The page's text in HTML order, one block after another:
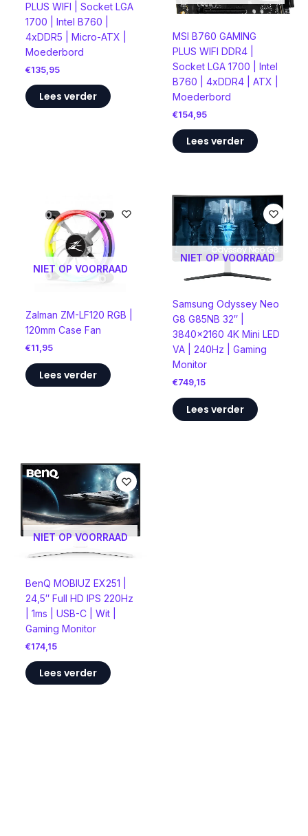
PLUS WIFI | Socket LGA
1700 | Intel B760 |
4xDDR5 | Micro-ATX |
Moederbord
€135,95
Lees verder
MSI B760 GAMING
PLUS WIFI DDR4 |
Socket LGA 1700 | Intel
B760 | 4xDDR4 | ATX |
Moederbord
€154,95
Lees verder
NIET OP VOORRAAD
Zalman ZM-LF120 RGB |
120mm Case Fan
€11,95
Lees verder
NIET OP VOORRAAD
Samsung Odyssey Neo
G8 G85NB 32″ |
3840×2160 4K Mini LED
VA | 240Hz | Gaming
Monitor
€749,15
Lees verder
NIET OP VOORRAAD
BenQ MOBIUZ EX251 |
24,5″ Full HD IPS 220Hz
| 1ms | USB-C | Wit |
Gaming Monitor
€174,15
Lees verder